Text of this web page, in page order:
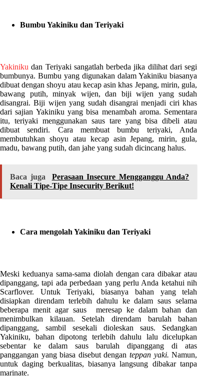
Bumbu Yakiniku dan Teriyaki
Yakiniku dan Teriyaki sangatlah berbeda jika dilihat dari segi
bumbunya. Bumbu yang digunakan dalam Yakiniku biasanya
dibuat dengan shoyu atau kecap asin khas Jepang, mirin, gula,
bawang putih, minyak wijen, dan biji wijen yang sudah
disangrai. Biji wijen yang sudah disangrai menjadi ciri khas
dari sajian Yakiniku yang bisa menambah aroma. Sementara
itu, teriyaki menggunakan saus tare yang bisa dibeli atau
dibuat sendiri. Cara membuat bumbu teriyaki, Anda
membutuhkan shoyu atau kecap asin Jepang, mirin, gula,
madu, bawang putih, dan jahe yang sudah dicincang halus.
Baca juga
Perasaan Insecure Mengganggu Anda?
Kenali Tipe-Tipe Insecurity Berikut!
Cara mengolah Yakiniku dan Teriyaki
Meski keduanya sama-sama diolah dengan cara dibakar atau
dipanggang, tapi ada perbedaan yang perlu Anda ketahui nih
Scarflover. Untuk Teriyaki, biasanya bahan yang telah
disiapkan direndam terlebih dahulu ke dalam saus selama
beberapa menit agar saus meresap ke dalam bahan dan
menimbulkan kilauan. Setelah direndam barulah bahan
dipanggang, sambil sesekali dioleskan saus.
Sedangkan
Yakiniku, bahan dipotong terlebih dahulu lalu dicelupkan
sebentar ke dalam saus barulah dipanggang di atas
panggangan yang biasa disebut denganteppan yaki. Namun,
untuk daging berkualitas, biasanya langsung dibakar tanpa
marinate.